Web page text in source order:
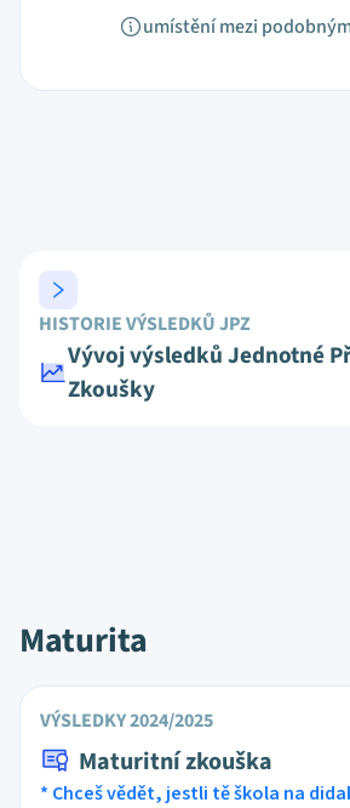
umístění mezi
HISTORIE VÝSLEDKŮ JPZ
Vývoj výsledků Jednotné
Zkoušky
Maturita
VÝSLEDKY 2024/2025
Maturitní zkouška
* Chceš vědět, jestli tě škola na